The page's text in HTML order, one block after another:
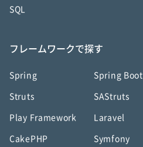
SQL
フレームワークで探す
Spring Spring Boot
Struts SAStruts
Play Framework Laravel
CakePHP Symfony